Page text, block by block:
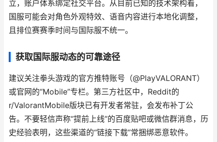
立，账户体系绑定社交平台。从目前已知的技术架构看，
国服可能会对角色外观特效、语音内容进行本地化调整，
且排位赛赛季时间与国际服不统一。
获取国际服动态的可靠途径
建议关注拳头游戏的官方推特账号（@PlayVALORANT）
或官网的“Mobile”专栏。第三方社区中，Reddit的
r/ValorantMobile版块已有开发者常驻，会发布补丁公
告。不要轻信声称“提前上线”的百度贴吧或微信群消息，历
史经验表明，这些渠道的“链接下载”常捆绑恶意软件。